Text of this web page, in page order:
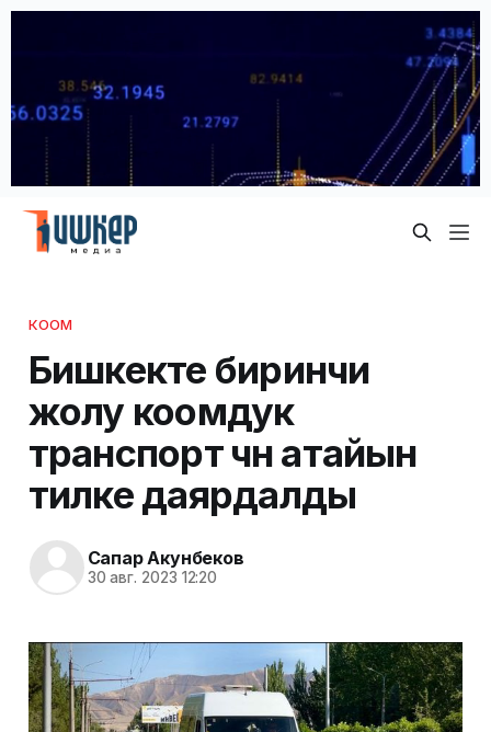
КООМ
Бишкекте биринчи
жолу коомдук
транспорт үчүн атайын
тилке даярдалды
Сапар Акунбеков
30 авг. 2023 12:20